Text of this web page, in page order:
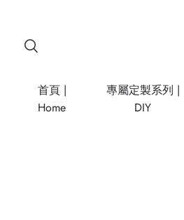
首頁 |
Home
專屬定製系列 |
DIY